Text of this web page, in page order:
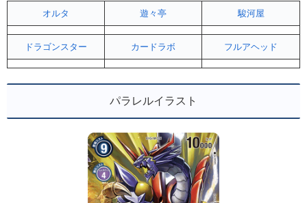
オルタ 遊々亭 駿河屋
ドラゴンスター カードラボ フルアヘッド
パラレルイラスト